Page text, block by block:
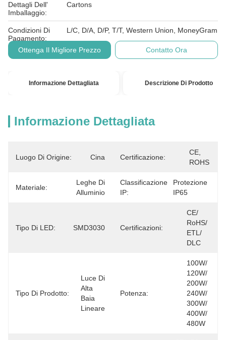
Dettagli Dell'
Imballaggio:
Cartons
Condizioni Di
Pagamento:
L/C, D/A, D/P, T/T, Western Union, MoneyGram
Ottenga Il Migliore Prezzo Contatto Ora
Informazione Dettagliata Descrizione Di Prodotto
Informazione Dettagliata
Luogo Di Origine: Cina Certificazione:
CE,
ROHS
Materiale:
Leghe Di
Alluminio
Classificazione
IP:
Protezione
IP65
Tipo Di LED: SMD3030 Certificazioni:
CE/
RoHS/
ETL/
DLC
Tipo Di Prodotto:
Luce Di
Alta
Baia
Lineare
Potenza:
100W/
120W/
200W/
240W/
300W/
400W/
480W